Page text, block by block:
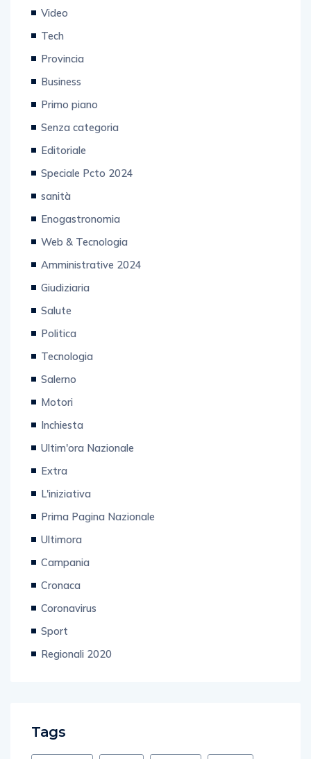
Video
Tech
Provincia
Business
Primo piano
Senza categoria
Editoriale
Speciale Pcto 2024
sanità
Enogastronomia
Web & Tecnologia
Amministrative 2024
Giudiziaria
Salute
Politica
Tecnologia
Salerno
Motori
Inchiesta
Ultim'ora Nazionale
Extra
L'iniziativa
Prima Pagina Nazionale
Ultimora
Campania
Cronaca
Coronavirus
Sport
Regionali 2020
Tags